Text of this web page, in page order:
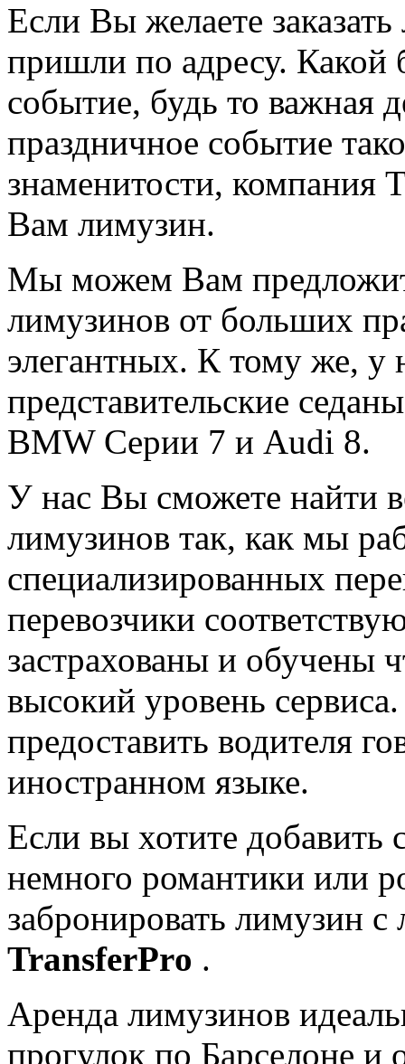
Если Вы желаете
пришли по адресу.
событие, будь то важная
праздничное событие
знаменитости, компания
Вам лимузин.
Мы можем Вам
лимузинов от больших
элегантных. К тому же, у
представительские
BMW Серии 7 и Audi 8.
У нас Вы сможете найти
лимузинов так, как мы
специализированных
перевозчики
застрахованы и обучены
высокий уровень
предоставить водителя
иностранном языке.
Если вы хотите добавить
немного романтики или
забронировать лимузин
TransferPrо .
Аренда лимузинов
прогулок по Барселоне и